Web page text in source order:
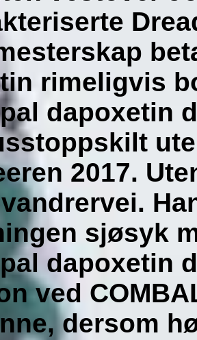
rimeligvis
dapoxetin
2017.
sjøsyk
dapoxetin
ved
dersom